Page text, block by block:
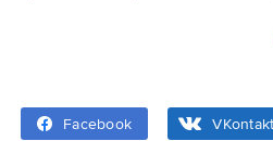
Facebook